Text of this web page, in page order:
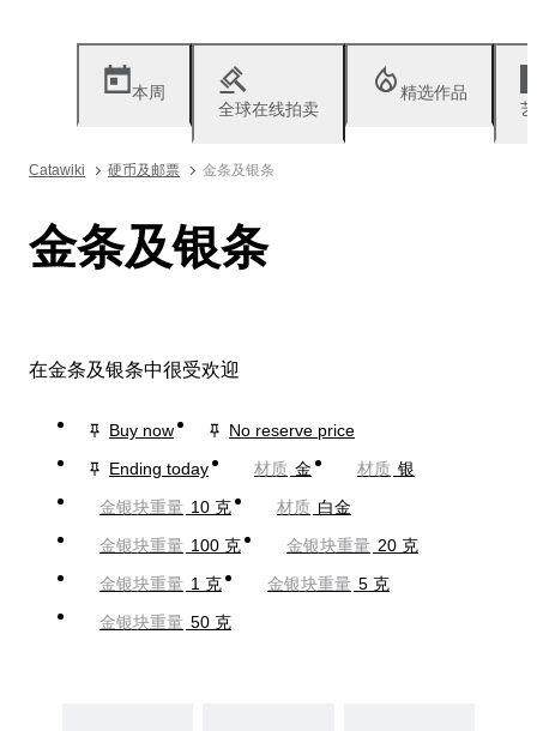
本周
全球在线拍卖
精选作品
Catawiki 硬币及邮票 金条及银条
金条及银条
在金条及银条中很受欢迎
Buy now
No reserve price
Ending today
材质 金 材质 银
金银块重量 10 克 材质 白金
金银块重量 100 克 金银块重量 20 克
金银块重量 1 克 金银块重量 5 克
金银块重量 50 克